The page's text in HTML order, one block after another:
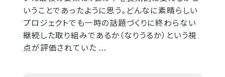
いうことであったように思う。どんなに素晴らしい
プロジェクトでも一時の話題づくりに終わらない
継続した取り組みであるか（なりうるか）という視
点が評価されていた ...